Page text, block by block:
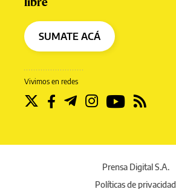
Vivimos en redes
SUMATE ACÁ
Prensa Digital S.A.
Políticas de privacidad